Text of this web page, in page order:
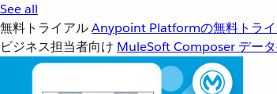
See all
無料トライアルAnypoint Platformの無料トラ
ビジネス担当者向け MuleSoft Composer デー